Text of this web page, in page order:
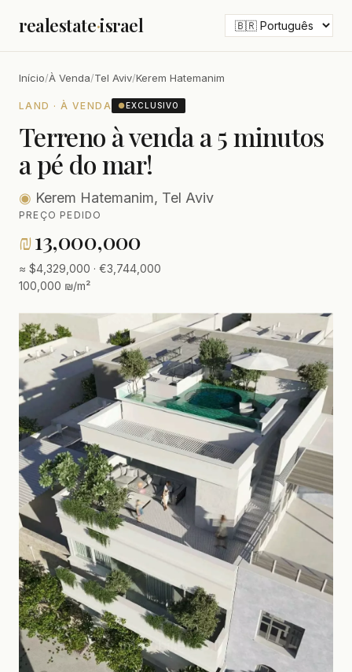
realestate·israel
Início/À Venda/Tel Aviv/Kerem Hatemanim
LAND · À VENDA ●EXCLUSIVO
Terreno à venda a 5 minutos
a pé do mar!
◉ Kerem Hatemanim, Tel Aviv
PREÇO PEDIDO
₪13,000,000
≈ $4,329,000 · €3,744,000
100,000 ₪/m²